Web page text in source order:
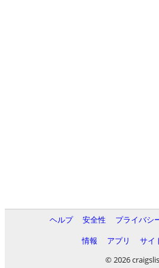
ヘルプ 安全性 プライバシ
情報
アプリ
サイ
© 2026